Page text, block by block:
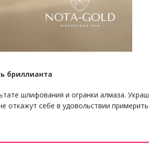
бриллианта
шлифования и огранки алмаза.
себе в удовольствии